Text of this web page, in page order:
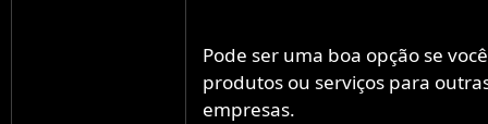
Pode ser uma boa opção se
produtos ou serviços para
empresas.